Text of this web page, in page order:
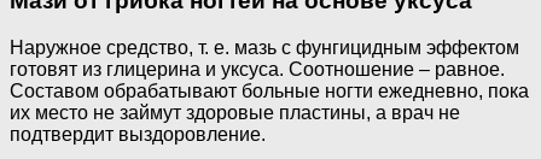
Наружное средство, т. е. мазь с фунгицидным эффектом
готовят из глицерина и уксуса. Соотношение – равное.
Составом обрабатывают больные ногти ежедневно, пока
их место не займут здоровые пластины, а врач не
подтвердит выздоровление.